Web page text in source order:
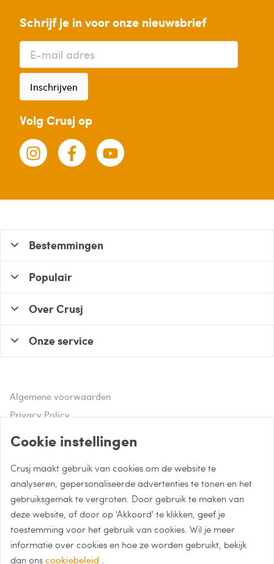
Schrijf je in voor onze nieuwsbrief
Inschrijven
Volg Crusj op
Hulp of advies nodig?
Bel naar 085 - 0043 015
Whatsapp met Crusj
info@crusj.com
Bestemmingen
Populair
Over Crusj
Onze service
Algemene voorwaarden
Privacy Policy
Cookie instellingen
Crusj maakt gebruik van cookies om de website te
analyseren, gepersonaliseerde advertenties te tonen en het
gebruiksgemak te vergroten. Door gebruik te maken van
deze website, of door op 'Akkoord' te klikken, geef je
toestemming voor het gebruik van cookies. Wil je meer
informatie over cookies en hoe ze worden gebruikt, bekijk
dan ons cookiebeleid .